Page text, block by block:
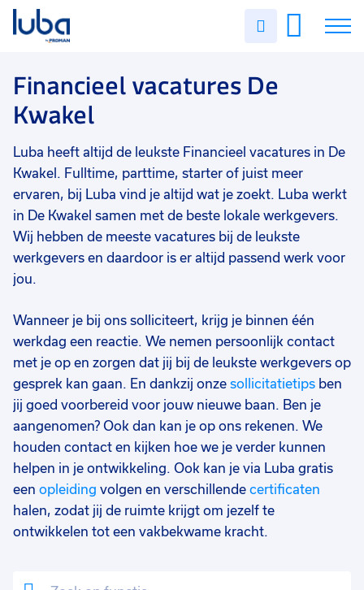
Uren
Vacatures
Over ons
Voor werkgevers
Contact
Financieel vacatures De
Kwakel
Luba heeft altijd de leukste Financieel vacatures in De
Kwakel. Fulltime, parttime, starter of juist meer
ervaren, bij Luba vind je altijd wat je zoekt. Luba werkt
in De Kwakel samen met de beste lokale werkgevers.
Wij hebben de meeste vacatures bij de leukste
werkgevers en daardoor is er altijd passend werk voor
jou.
Wanneer je bij ons solliciteert, krijg je binnen één
werkdag een reactie. We nemen persoonlijk contact
met je op en zorgen dat jij bij de leukste werkgevers op
gesprek kan gaan. En dankzij onze sollicitatietips ben
jij goed voorbereid voor jouw nieuwe baan. Ben je
aangenomen? Ook dan kan je op ons rekenen. We
houden contact en kijken hoe we je verder kunnen
helpen in je ontwikkeling. Ook kan je via Luba gratis
een opleiding volgen en verschillende certificaten
halen, zodat jij de ruimte krijgt om jezelf te
ontwikkelen tot een vakbekwame kracht.
Filter vacatures
Vakgebied 0
Opleidingsniveau
Uren per week 0